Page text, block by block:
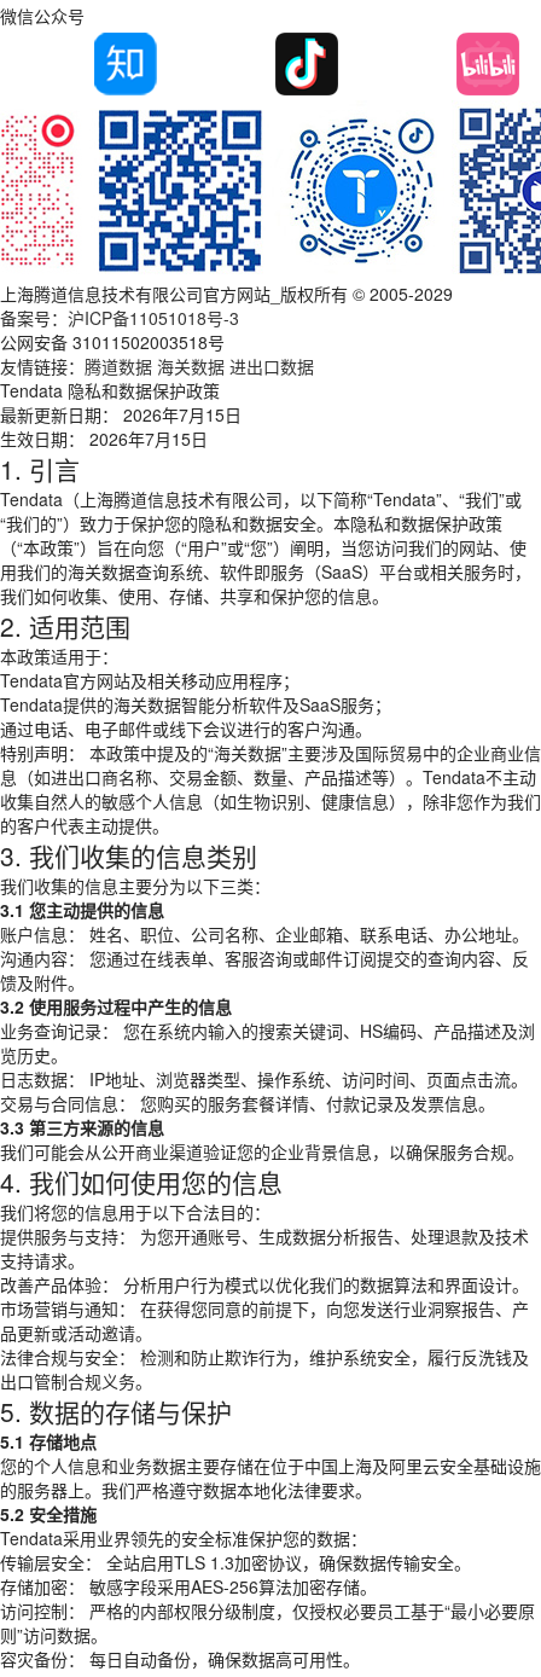
微信公众号
上海腾道信息技术有限公司官方网站_版权所有 © 2005-2029
备案号： 沪ICP备11051018号-3
公网安备 31011502003518号
友情链接： 腾道数据 海关数据 进出口数据
Tendata 隐私和数据保护政策
最新更新日期： 2026年7月15日
生效日期： 2026年7月15日
1. 引言
Tendata（上海腾道信息技术有限公司，以下简称“Tendata”、“我们”或
“我们的”）致力于保护您的隐私和数据安全。本隐私和数据保护政策
（“本政策”）旨在向您（“用户”或“您”）阐明，当您访问我们的网站、使
用我们的海关数据查询系统、软件即服务（SaaS）平台或相关服务时，
我们如何收集、使用、存储、共享和保护您的信息。
2. 适用范围
本政策适用于：
Tendata官方网站及相关移动应用程序；
Tendata提供的海关数据智能分析软件及SaaS服务；
通过电话、电子邮件或线下会议进行的客户沟通。
特别声明： 本政策中提及的“海关数据”主要涉及国际贸易中的企业商业信
息（如进出口商名称、交易金额、数量、产品描述等）。Tendata不主动
收集自然人的敏感个人信息（如生物识别、健康信息），除非您作为我们
的客户代表主动提供。
3. 我们收集的信息类别
我们收集的信息主要分为以下三类：
3.1 您主动提供的信息
账户信息： 姓名、职位、公司名称、企业邮箱、联系电话、办公地址。
沟通内容： 您通过在线表单、客服咨询或邮件订阅提交的查询内容、反
馈及附件。
3.2 使用服务过程中产生的信息
业务查询记录： 您在系统内输入的搜索关键词、HS编码、产品描述及浏
览历史。
日志数据： IP地址、浏览器类型、操作系统、访问时间、页面点击流。
交易与合同信息： 您购买的服务套餐详情、付款记录及发票信息。
3.3 第三方来源的信息
我们可能会从公开商业渠道验证您的企业背景信息，以确保服务合规。
4. 我们如何使用您的信息
我们将您的信息用于以下合法目的：
提供服务与支持： 为您开通账号、生成数据分析报告、处理退款及技术
支持请求。
改善产品体验： 分析用户行为模式以优化我们的数据算法和界面设计。
市场营销与通知： 在获得您同意的前提下，向您发送行业洞察报告、产
品更新或活动邀请。
法律合规与安全： 检测和防止欺诈行为，维护系统安全，履行反洗钱及
出口管制合规义务。
5. 数据的存储与保护
5.1 存储地点
您的个人信息和业务数据主要存储在位于中国上海及阿里云安全基础设施
的服务器上。我们严格遵守数据本地化法律要求。
5.2 安全措施
Tendata采用业界领先的安全标准保护您的数据：
传输层安全： 全站启用TLS 1.3加密协议，确保数据传输安全。
存储加密： 敏感字段采用AES-256算法加密存储。
访问控制： 严格的内部权限分级制度，仅授权必要员工基于“最小必要原
则”访问数据。
容灾备份： 每日自动备份，确保数据高可用性。